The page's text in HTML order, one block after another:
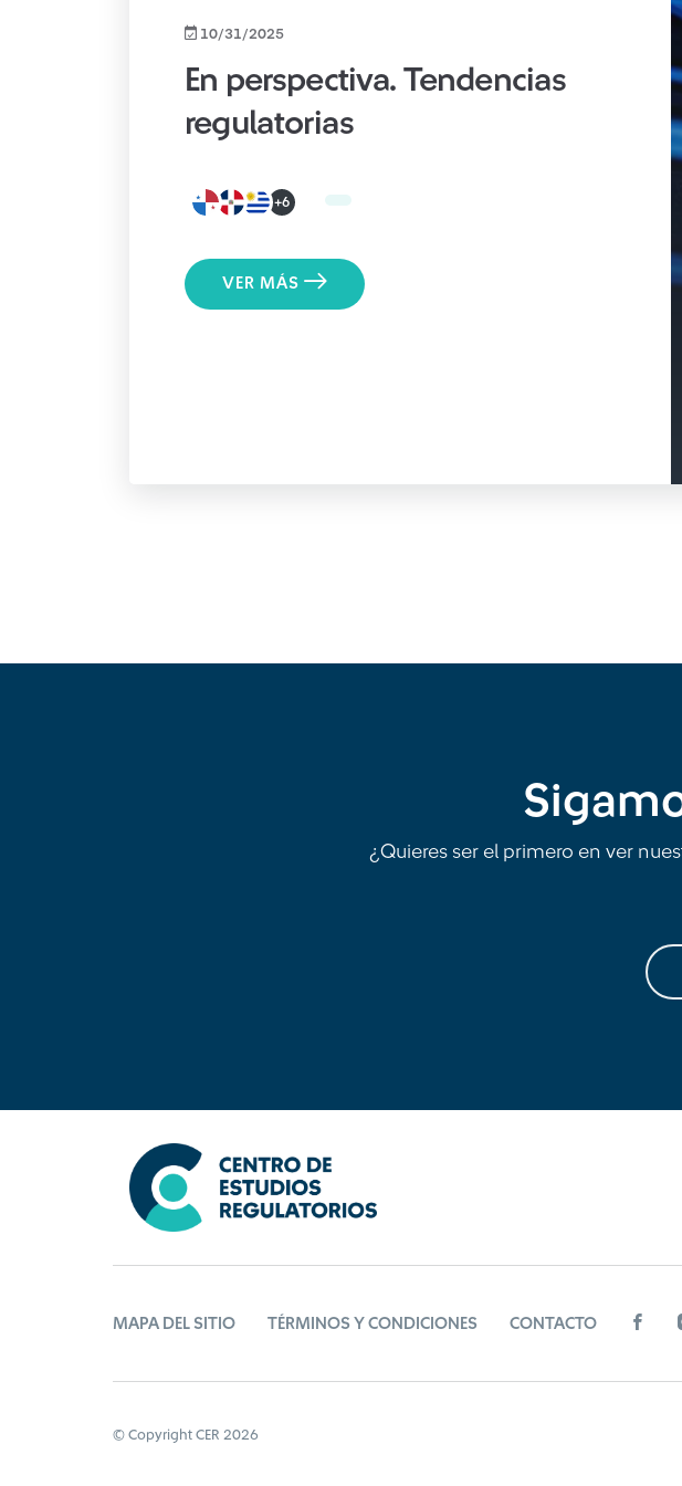
10/31/2025
En perspectiva. Tendencias
regulatorias
+6
VER MÁS
¿Quieres ser el primero en ver
MAPA DEL SITIO TÉRMINOS Y CONDICIONES CONTACTO
© Copyright CER 2026